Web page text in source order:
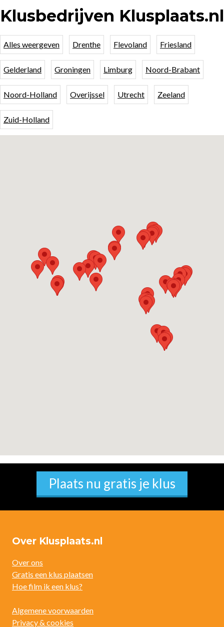
Klusbedrijven Klusplaats.nl
Alles weergeven Drenthe Flevoland Friesland
Gelderland Groningen Limburg Noord-Brabant
Noord-Holland Overijssel Utrecht Zeeland
Zuid-Holland
Plaats nu gratis je klus
Over Klusplaats.nl
Over ons
Gratis een klus plaatsen
Hoe film ik een klus?
Algemene voorwaarden
Privacy & cookies